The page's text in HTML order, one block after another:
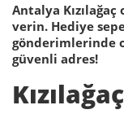
Antalya
verin. Hediye
gönderimlerinde
güvenli adres!